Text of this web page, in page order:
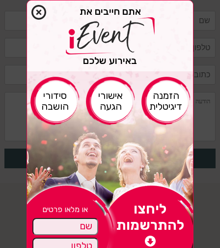
אתם חייבים את
באירוע שלכם
הזמנה
דיגיטלית
אישורי
הגעה
סידורי
הושבה
ליחצו
להתרשמות